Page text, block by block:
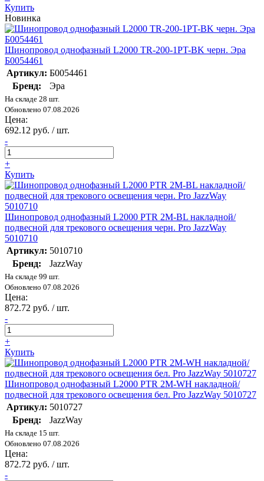
Купить
Новинка
Шинопровод однофазный L2000 TR-200-1PT-BK черн. Эра
Б0054461
Артикул: Б0054461
Бренд:
Эра
На складе 28 шт.
Обновлено 07.08.2026
Цена:
692.12 руб. / шт.
-
+
Купить
Шинопровод однофазный L2000 PTR 2M-BL накладной/
подвесной для трекового освещения черн. Pro JazzWay
5010710
Артикул: 5010710
Бренд:
JazzWay
На складе 99 шт.
Обновлено 07.08.2026
Цена:
872.72 руб. / шт.
-
+
Купить
Шинопровод однофазный L2000 PTR 2M-WH накладной/
подвесной для трекового освещения бел. Pro JazzWay 5010727
Артикул: 5010727
Бренд:
JazzWay
На складе 15 шт.
Обновлено 07.08.2026
Цена:
872.72 руб. / шт.
-